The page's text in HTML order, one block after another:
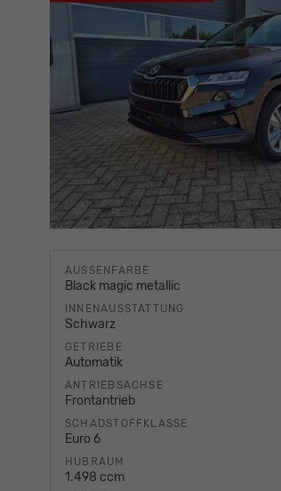
AUSSENFARBE
Black magic metallic
INNENAUSSTATTUNG
Schwarz
GETRIEBE
Automatik
ANTRIEBSACHSE
Frontantrieb
SCHADSTOFFKLASSE
Euro 6
HUBRAUM
1.498 ccm